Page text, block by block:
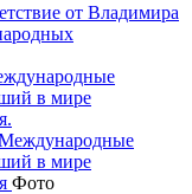
от Владимира
в мире
Фото